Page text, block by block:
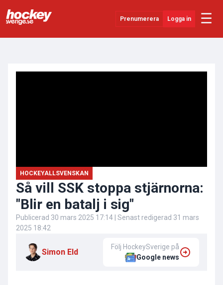
Prenumerera Logga in ☰
HOCKEYALLSVENSKAN
Så vill SSK stoppa stjärnorna:
"Blir en batalj i sig"
Publicerad 30 mars 2025 17:14 | Senast redigerad 31 mars
2025 18:42
Simon Eld
Följ HockeySverige på
Google news